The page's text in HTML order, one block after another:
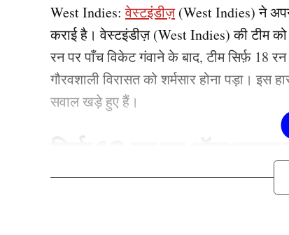
West Indies:वेस्टइंडीज़(West Indies) ने
कराई है। वेस्टइंडीज़ (West Indies) की टीम
रन पर पाँच विकेट गंवाने के बाद, टीम सिर्फ़ 18
गौरवशाली विरासत को शर्मसार होना पड़ा।
सवाल खड़े हुए हैं।
सिर्फ 18 रन पर ऑलआउट